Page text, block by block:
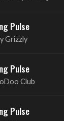
Pulse
Club
Pulse
Tales Quartet